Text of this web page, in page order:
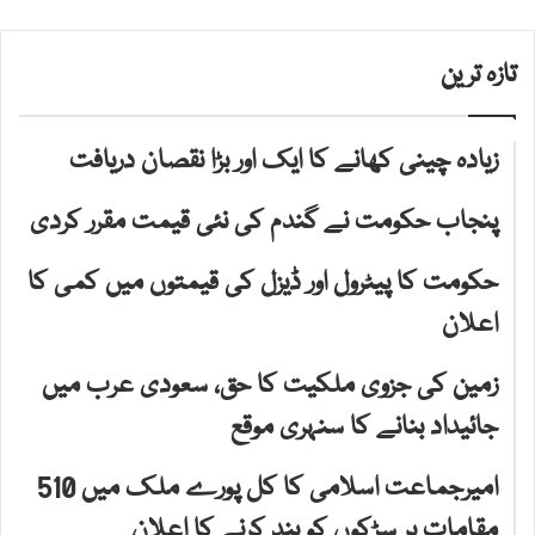
تازہ ترین
زیادہ چینی کھانے کا ایک اور بڑا نقصان دریافت
پنجاب حکومت نے گندم کی نئی قیمت مقرر کردی
حکومت کا پیٹرول اور ڈیزل کی قیمتوں میں کمی کا
اعلان
زمین کی جزوی ملکیت کا حق، سعودی عرب میں
جائیداد بنانے کا سنہری موقع
امیرجماعت اسلامی کا کل پورے ملک میں 510